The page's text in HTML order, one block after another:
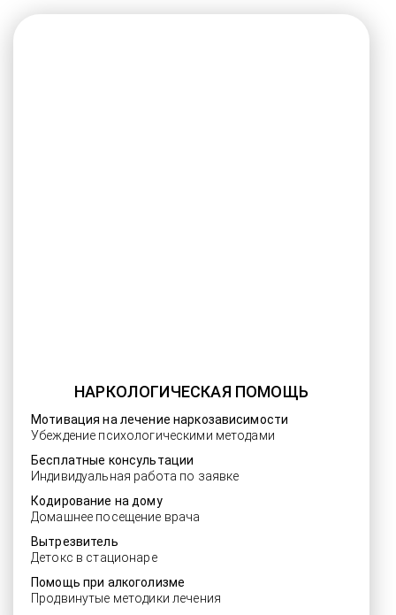
НАРКОЛОГИЧЕСКАЯ ПОМОЩЬ
Мотивация на лечение наркозависимости
Убеждение психологическими методами
Бесплатные консультации
Индивидуальная работа по заявке
Кодирование на дому
Домашнее посещение врача
Вытрезвитель
Детокс в стационаре
Помощь при алкоголизме
Продвинутые методики лечения